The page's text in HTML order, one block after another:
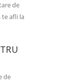
de
te afli la
de